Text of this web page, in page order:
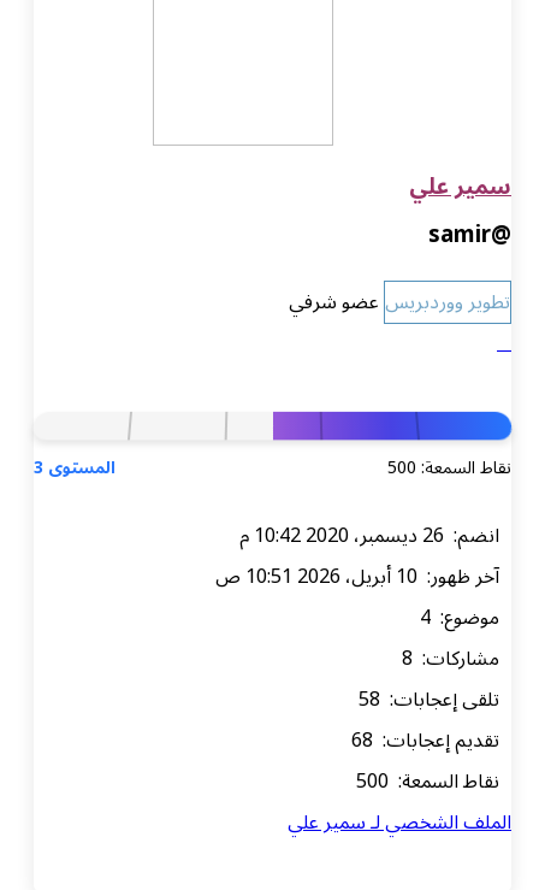
سمير علي
@samir
تطوير ووردبريسعضو شرفي
نقاط السمعة: 500 المستوى 3
انضم: 26 ديسمبر، 2020 10:42 م
آخر ظهور: 10 أبريل، 2026 10:51 ص
موضوع: 4
مشاركات: 8
تلقى إعجابات: 58
تقديم إعجابات: 68
نقاط السمعة: 500
الملف الشخصي لـ سمير علي